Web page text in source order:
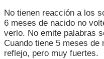
No tienen reacción a los
6 meses de nacido no
verlo. No emite palabras
Cuando tiene 5 meses
reflejo, pero muy fuertes.